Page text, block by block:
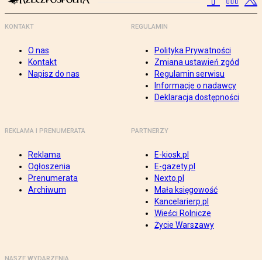
KONTAKT
O nas
Kontakt
Napisz do nas
REGULAMIN
Polityka Prywatności
Zmiana ustawień zgód
Regulamin serwisu
Informacje o nadawcy
Deklaracja dostępności
REKLAMA I PRENUMERATA
Reklama
Ogłoszenia
Prenumerata
Archiwum
PARTNERZY
E-kiosk.pl
E-gazety.pl
Nexto.pl
Mała księgowość
Kancelarierp.pl
Wieści Rolnicze
Życie Warszawy